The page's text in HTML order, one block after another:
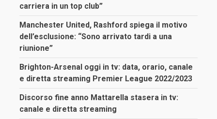
carriera in un top club”
Manchester United, Rashford spiega il motivo
dell’esclusione: “Sono arrivato tardi a una
riunione”
Brighton-Arsenal oggi in tv: data, orario, canale
e diretta streaming Premier League 2022/2023
Discorso fine anno Mattarella stasera in tv:
canale e diretta streaming